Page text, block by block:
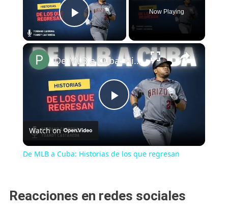
Play Video
Now Playing
×
Play
Video
De MLB a Cuba: Historias de los que regresan
Watch on
De MLB a Cuba: Historias de los que regresan
Reacciones en redes sociales